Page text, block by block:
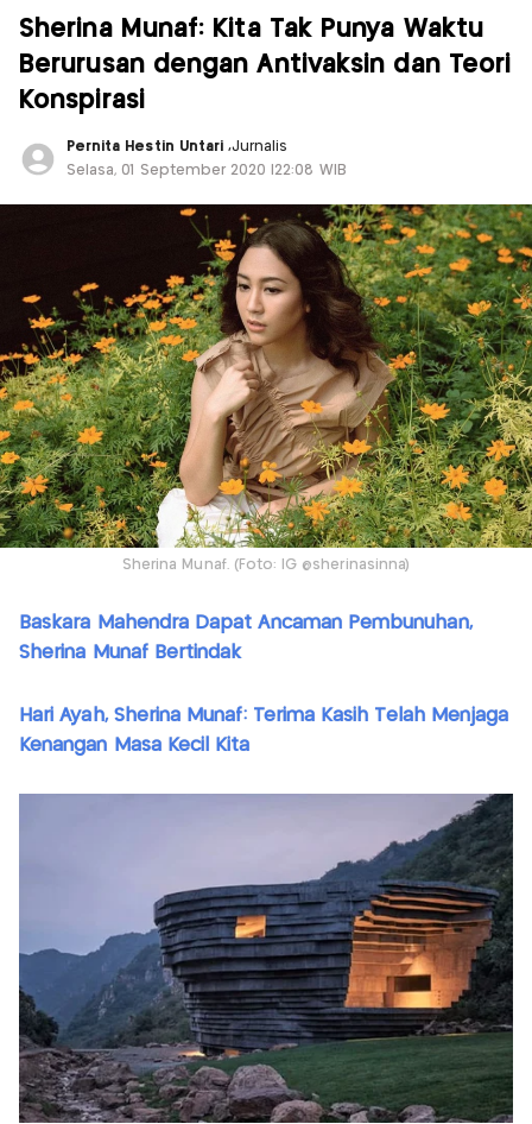
Sherina Munaf: Kita Tak Punya Waktu
Berurusan dengan Antivaksin dan Teori
Konspirasi
Pernita Hestin Untari,Jurnalis
Selasa, 01 September 2020 |22:08 WIB
Sherina Munaf. (Foto: IG @sherinasinna)
Baskara Mahendra Dapat Ancaman Pembunuhan,
Sherina Munaf Bertindak
Hari Ayah, Sherina Munaf: Terima Kasih Telah Menjaga
Kenangan Masa Kecil Kita